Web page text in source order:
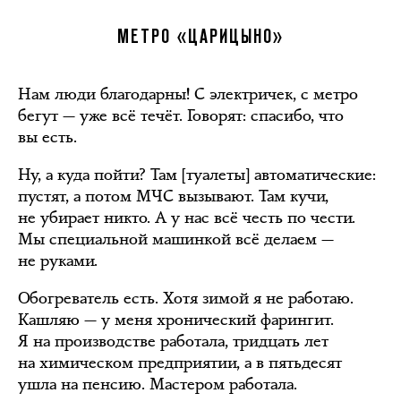
МЕТРО «ЦАРИЦЫНО»
Нам люди благодарны! С электричек, с метро
бегут — уже всё течёт. Говорят: спасибо, что
вы есть.
Ну, а куда пойти? Там [туалеты] автоматические:
пустят, а потом МЧС вызывают. Там кучи,
не убирает никто. А у нас всё честь по чести.
Мы специальной машинкой всё делаем —
не руками.
Обогреватель есть. Хотя зимой я не работаю.
Кашляю — у меня хронический фарингит.
Я на производстве работала, тридцать лет
на химическом предприятии, а в пятьдесят
ушла на пенсию. Мастером работала.